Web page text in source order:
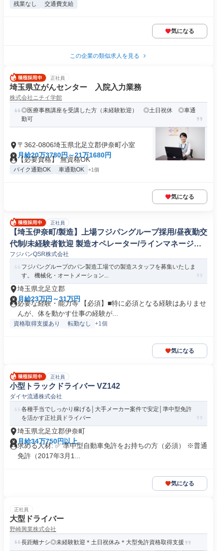
残業なし 交通費支給
気になる
この企業の類似求人を見る
正社員
埼玉県立がんセンター 入院入力業務
株式会社ニチイ学館
◎医療事務講座を受講した方（未経験歓迎） ◎土日祝休 ◎車通
勤可
〒362-0806埼玉県北足立郡伊奈町小室
月給20万3780円～21万1680円
【必要資格】 無資格OK
バイク通勤OK 車通勤OK +1個
気になる
正社員
【埼玉伊奈町/製造】上場フジパングループ採用/昼夜勤交
代制/未経験者歓迎 製造オペレーター/ラインマネージャ
ー(食品/飲料/たばこ)
フジパンQSR株式会社
フジパングループのパン製造工場での製造スタッフを募集いたしま
す。 機械化・オートメーション...
埼玉県北足立郡
月給23万円～31万円
必要な経験・能力等 【必須】■特に必須となる経験はありませ
んが、体を動かす仕事の経験が...
資格取得支援あり 転勤なし +1個
気になる
正社員
小型トラックドライバー VZ142
ダイヤ流通株式会社
各種手当でしっかり稼げる│大手メーカー案件で安定│準中型免許
を活かす正社員ドライバー
埼玉県北足立郡伊奈町
月給34万750円以上
求める人材: ✅ 準中型自動車免許をお持ちの方（必須） ※普通
免許（2017年3月1...
気になる
正社員
大型ドライバー
野崎興業株式会社
長距離ナシ◎未経験歓迎＊土日祝休み＊大型免許資格取得支援